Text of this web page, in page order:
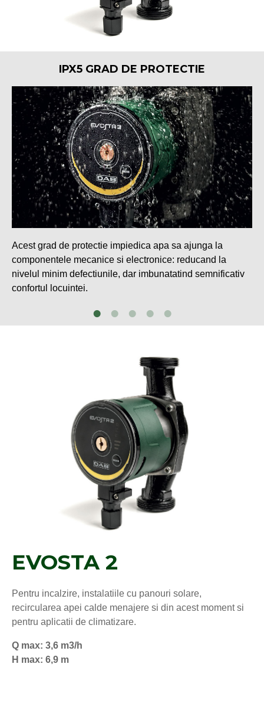
IPX5 GRAD DE PROTECTIE
Acest grad de protectie impiedica apa sa ajunga la
componentele mecanice si electronice: reducand la
nivelul minim defectiunile, dar imbunatatind semnificativ
confortul locuintei.
EVOSTA 2
Pentru incalzire, instalatiile cu panouri solare,
recircularea apei calde menajere si din acest moment si
pentru aplicatii de climatizare.
Q max: 3,6 m3/h
H max: 6,9 m